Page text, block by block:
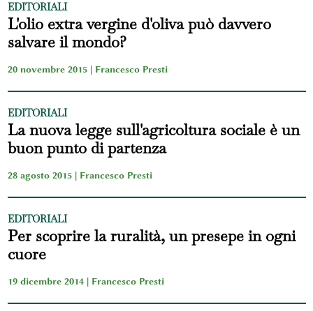
EDITORIALI
L'olio extra vergine d'oliva può davvero
salvare il mondo?
20 novembre 2015 | Francesco Presti
EDITORIALI
La nuova legge sull'agricoltura sociale è un
buon punto di partenza
28 agosto 2015 | Francesco Presti
EDITORIALI
Per scoprire la ruralità, un presepe in ogni
cuore
19 dicembre 2014 | Francesco Presti